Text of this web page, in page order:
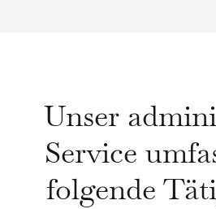
Unser
Service
folgende